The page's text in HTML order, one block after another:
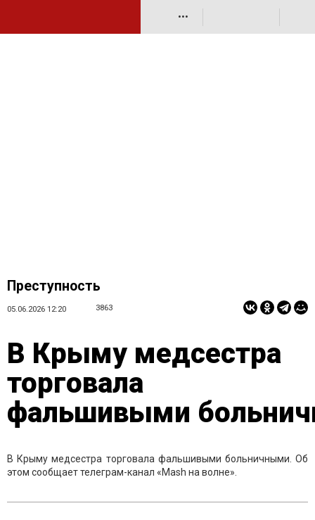
•••
Преступность
05.06.2026 12:20 3863
В Крыму медсестра
торговала
фальшивыми
В Крыму медсестра торговала фальшивыми больничными. Об
этом сообщает телеграм-канал «Mash на волне».